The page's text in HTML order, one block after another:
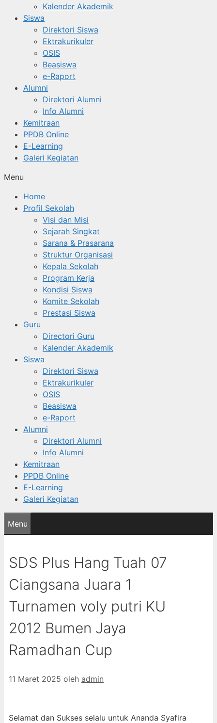
Kalender Akademik
Siswa
Direktori Siswa
Ektrakurikuler
OSIS
Beasiswa
e-Raport
Alumni
Direktori Alumni
Info Alumni
Kemitraan
PPDB Online
E-Learning
Galeri Kegiatan
Menu
Home
Profil Sekolah
Visi dan Misi
Sejarah Singkat
Sarana & Prasarana
Struktur Organisasi
Kepala Sekolah
Program Kerja
Kondisi Siswa
Komite Sekolah
Prestasi Siswa
Guru
Directori Guru
Kalender Akademik
Siswa
Direktori Siswa
Ektrakurikuler
OSIS
Beasiswa
e-Raport
Alumni
Direktori Alumni
Info Alumni
Kemitraan
PPDB Online
E-Learning
Galeri Kegiatan
Menu
SDS Plus Hang Tuah 07
Ciangsana Juara 1
Turnamen voly putri KU
2012 Bumen Jaya
Ramadhan Cup
11 Maret 2025 oleh admin
Selamat dan Sukses selalu untuk Ananda Syafira